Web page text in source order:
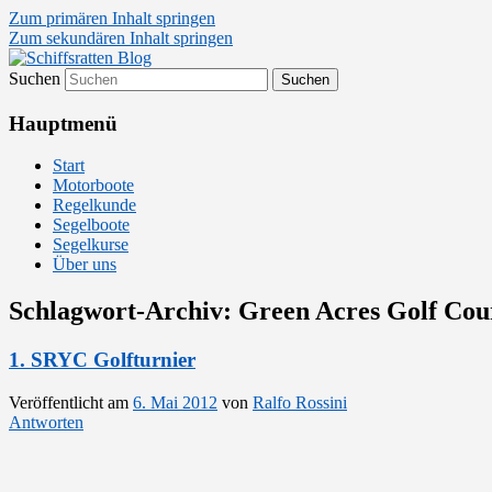
Zum primären Inhalt springen
Zum sekundären Inhalt springen
Schiffsratten Blog
Segelsport in Second Life
Suchen
Hauptmenü
Start
Motorboote
Regelkunde
Segelboote
Segelkurse
Über uns
Schlagwort-Archiv: Green Acres Golf
1. SRYC Golfturnier
Veröffentlicht am 6. Mai 2012 von Ralfo Rossini
Antworten